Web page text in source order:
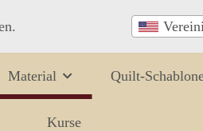
Material Quilt-
Kurse